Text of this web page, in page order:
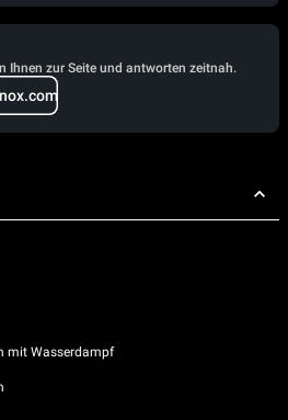
Ihnen zur Seite und antworten zeitnah.
mit Wasserdampf